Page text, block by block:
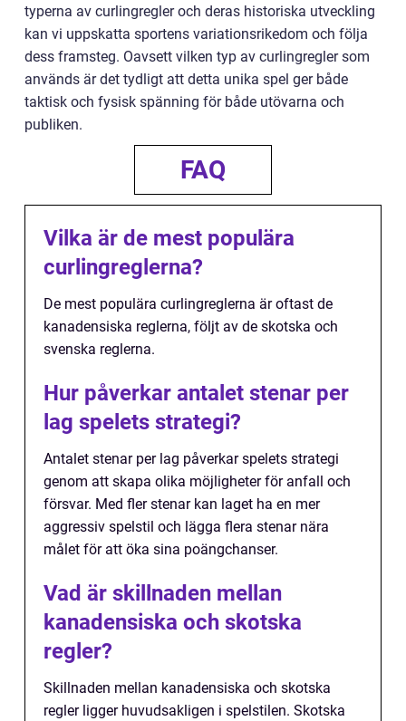
typerna av curlingregler och deras historiska utveckling
kan vi uppskatta sportens variationsrikedom och följa
dess framsteg. Oavsett vilken typ av curlingregler som
används är det tydligt att detta unika spel ger både
taktisk och fysisk spänning för både utövarna och
publiken.
FAQ
Vilka är de mest populära
curlingreglerna?
De mest populära curlingreglerna är oftast de
kanadensiska reglerna, följt av de skotska och
svenska reglerna.
Hur påverkar antalet stenar per
lag spelets strategi?
Antalet stenar per lag påverkar spelets strategi
genom att skapa olika möjligheter för anfall och
försvar. Med fler stenar kan laget ha en mer
aggressiv spelstil och lägga flera stenar nära
målet för att öka sina poängchanser.
Vad är skillnaden mellan
kanadensiska och skotska
regler?
Skillnaden mellan kanadensiska och skotska
regler ligger huvudsakligen i spelstilen. Skotska